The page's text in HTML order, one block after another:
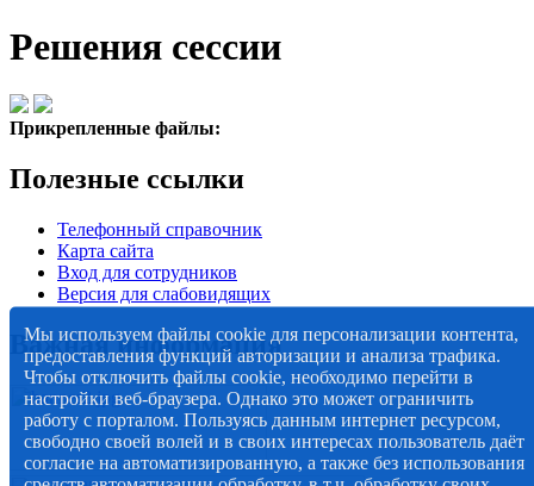
Решения сессии
Прикрепленные файлы:
Полезные ссылки
Телефонный справочник
Карта сайта
Вход для сотрудников
Версия для слабовидящих
Важная информация
Мы используем файлы cookie для персонализации контента,
предоставления функций авторизации и анализа трафика.
Чтобы отключить файлы cookie, необходимо перейти в
настройки веб-браузера. Однако это может ограничить
работу с порталом. Пользуясь данным интернет ресурсом,
свободно своей волей и в своих интересах пользователь даёт
согласие на автоматизированную, а также без использования